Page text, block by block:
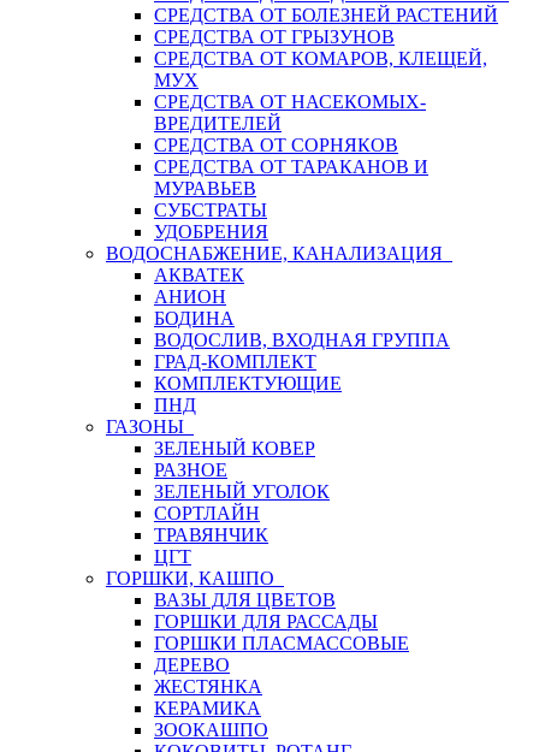
СРЕДСТВА ОТ БОЛЕЗНЕЙ РАСТЕНИЙ
СРЕДСТВА ОТ ГРЫЗУНОВ
СРЕДСТВА ОТ КОМАРОВ, КЛЕЩЕЙ,
МУХ
СРЕДСТВА ОТ НАСЕКОМЫХ-
ВРЕДИТЕЛЕЙ
СРЕДСТВА ОТ СОРНЯКОВ
СРЕДСТВА ОТ ТАРАКАНОВ И
МУРАВЬЕВ
СУБСТРАТЫ
УДОБРЕНИЯ
ВОДОСНАБЖЕНИЕ, КАНАЛИЗАЦИЯ
АКВАТЕК
АНИОН
БОДИНА
ВОДОСЛИВ, ВХОДНАЯ ГРУППА
ГРАД-КОМПЛЕКТ
КОМПЛЕКТУЮЩИЕ
ПНД
ГАЗОНЫ
ЗЕЛЕНЫЙ КОВЕР
РАЗНОЕ
ЗЕЛЕНЫЙ УГОЛОК
СОРТЛАЙН
ТРАВЯНЧИК
ЦГТ
ГОРШКИ, КАШПО
ВАЗЫ ДЛЯ ЦВЕТОВ
ГОРШКИ ДЛЯ РАССАДЫ
ГОРШКИ ПЛАСМАССОВЫЕ
ДЕРЕВО
ЖЕСТЯНКА
КЕРАМИКА
ЗООКАШПО